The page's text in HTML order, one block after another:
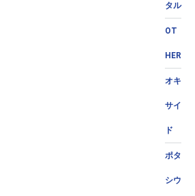
タル
OT
HER
オキ
サイ
ド
ポタ
シウ